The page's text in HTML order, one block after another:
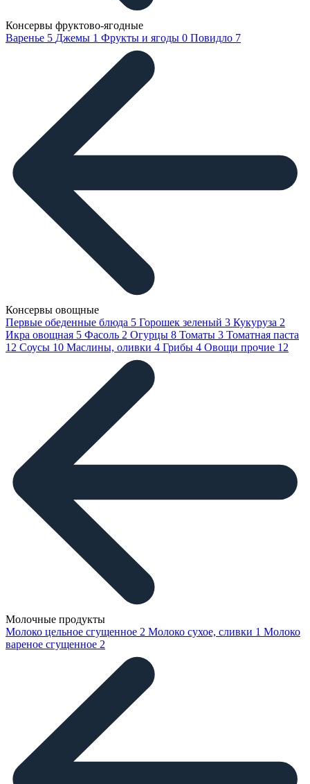
Консервы фруктово-ягодные
Варенье 5 Джемы 1 Фрукты и ягоды 0 Повидло 7
Консервы овощные
Первые обеденные блюда 5 Горошек зеленый 3 Кукуруза 2
Икра овощная 5 Фасоль 2 Огурцы 8 Томаты 3 Томатная паста
12 Соусы 10 Маслины, оливки 4 Грибы 4 Овощи прочие 12
Молочные продукты
Молоко цельное сгущенное 2 Молоко сухое, сливки 1 Молоко
вареное сгущенное 2